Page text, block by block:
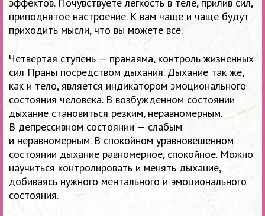
приподнятое настроение. К вам чаще и чаще будут
приходить мысли, что вы можете всё.
Четвертая ступень — пранаяма, контроль жизненных
сил Праны посредством дыхания. Дыхание так же,
как и тело, является индикатором эмоционального
состояния человека. В возбужденном состоянии
дыхание становиться резким, неравномерным.
В депрессивном состоянии — слабым
и неравномерным. В спокойном уравновешенном
состоянии дыхание равномерное, спокойное. Можно
научиться контролировать и менять дыхание,
добиваясь нужного ментального и эмоционального
состояния.